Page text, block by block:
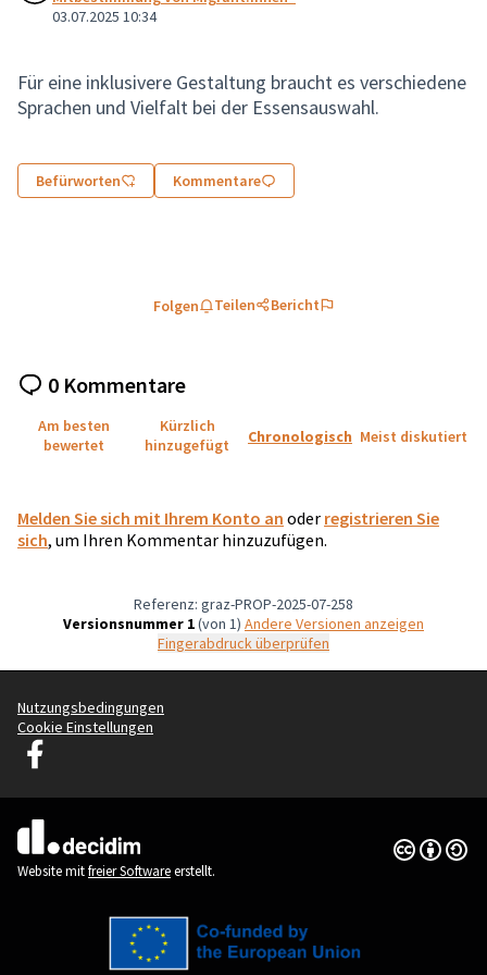
03.07.2025 10:34
Für eine inklusivere Gestaltung braucht es verschiedene
Sprachen und Vielfalt bei der Essensauswahl.
Befürworten Kommentare
Folgen Teilen Bericht
0 Kommentare
Am besten
bewertet
Kürzlich
hinzugefügt
Chronologisch Meist diskutiert
Melden Sie sich mit Ihrem Konto an oder registrieren Sie
sich, um Ihren Kommentar hinzuzufügen.
Referenz: graz-PROP-2025-07-258
Versionsnummer 1(von 1)
Andere Versionen anzeigen
Fingerabdruck überprüfen
Nutzungsbedingungen
Cookie Einstellungen
Graz Gemeinsam Gestalten auf Facebook
(Externer Link)
Website mitfreier Softwareerstellt.
Creative
(Externer